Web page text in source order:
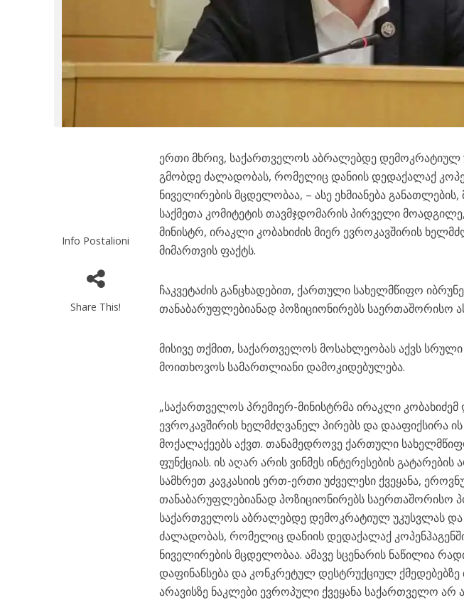
Info Postalioni
Share This!
ერთი მხრივ, საქართველოს აბრალებდე დემოკრატიულ
გმობდე ძალადობას, რომელიც დანიის დედაქალაქ
ნიველირების მცდელობაა, – ასე ეხმიანება
საქმეთა კომიტეტის თავმჯდომარის პირველი
მინისტრ, ირაკლი კობახიძის მიერ ევროკავშირის
მიმართვის ფაქტს.
ჩაკვეტაძის განცხადებით, ქართული სახელმწიფო
თანაბარუფლებიანად პოზიციონირებს საერთაშორისო
მისივე თქმით, საქართველოს მოსახლეობას აქვს
მოითხოვოს სამართლიანი დამოკიდებულება.
„საქართველოს პრემიერ-მინისტრმა ირაკლი
ევროკავშირის ხელმძღვანელ პირებს და დააფიქსირა
მოქალაქეებს აქვთ. თანამედროვე ქართული
ფუნქციას. ის აღარ არის ვინმეს ინტერესების
სამხრეთ კავკასიის ერთ-ერთი უძველესი ქვეყანა,
თანაბარუფლებიანად პოზიციონირებს საერთაშორისო
საქართველოს აბრალებდე დემოკრატიულ უკუსვლას
ძალადობას, რომელიც დანიის დედაქალაქ
ნიველირების მცდელობაა. ამავე სცენარის ნაწილია
დაფინანსება და კონკრეტულ დესტრუქციულ
არავისზე ნაკლები ევროპული ქვეყანა საქართველო